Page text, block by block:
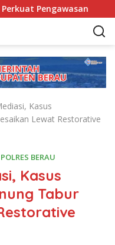
Kasus
Lewat Restorative
POLRES BERAU
Kasus
Tabur